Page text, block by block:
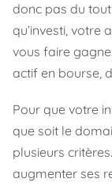
donc pas du
qu’investi, votre
vous faire
actif en bourse,
Pour que votre
que soit le
plusieurs
augmenter ses